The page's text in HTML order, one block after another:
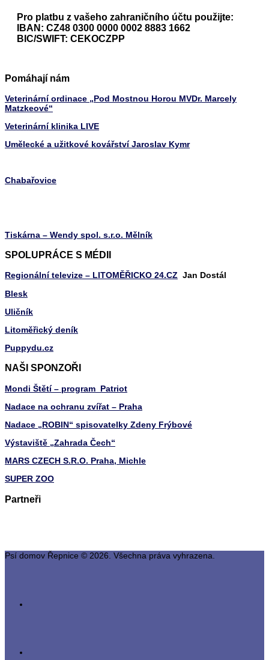
Pro platbu z vašeho zahraničního účtu použijte:
IBAN: CZ48 0300 0000 0002 8883 1662
BIC/SWIFT: CEKOCZPP
Pomáhají nám
Veterinární ordinace „Pod Mostnou Horou MVDr. Marcely
Matzkeové“
Veterinární klinika LIVE
Umělecké a užitkové kovářství Jaroslav Kymr
Chabařovice
Tiskárna – Wendy spol. s.r.o. Mělník
SPOLUPRÁCE S MÉDII
Regionální televize – LITOMĚŘICKO 24.CZ Jan Dostál
Blesk
Uličník
Litoměřický deník
Puppydu.cz
NAŠI SPONZOŘI
Mondi Štětí – program Patriot
Nadace na ochranu zvířat – Praha
Nadace „ROBIN“ spisovatelky Zdeny Frýbové
Výstaviště „Zahrada Čech“
MARS CZECH S.R.O. Praha, Michle
SUPER ZOO
Partneři
Psí domov Řepnice © 2026. Všechna práva vyhrazena.